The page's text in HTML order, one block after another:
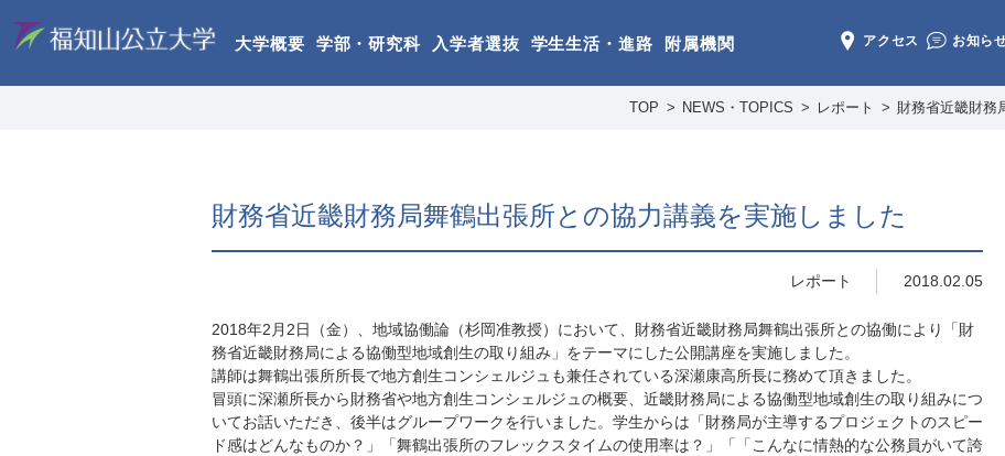
大学概要 学部・研究科 入学者選抜 学生生活・進路 附属機関 アクセス お知ら
TOP NEWS・TOPICS レポート 財務省近畿財務
財務省近畿財務局舞鶴出張所との協力講義を実施しました
レポート 2018.02.05
2018年2月2日（金）、地域協働論（杉岡准教授）において、財務省近畿財務局舞鶴出張所との協働により「財
務省近畿財務局による協働型地域創生の取り組み」をテーマにした公開講座を実施しました。
講師は舞鶴出張所所長で地方創生コンシェルジュも兼任されている深瀬康高所長に務めて頂きました。
冒頭に深瀬所長から財務省や地方創生コンシェルジュの概要、近畿財務局による協働型地域創生の取り組みにつ
いてお話いただき、後半はグループワークを行いました。学生からは「財務局が主導するプロジェクトのスピー
ド感はどんなものか？」「舞鶴出張所のフレックスタイムの使用率は？」「「こんなに情熱的な公務員がいて誇